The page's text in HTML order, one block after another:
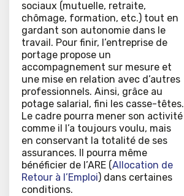
sociaux (mutuelle, retraite,
chômage, formation, etc.) tout en
gardant son autonomie dans le
travail. Pour finir, l’entreprise de
portage propose un
accompagnement sur mesure et
une mise en relation avec d’autres
professionnels. Ainsi, grâce au
potage salarial, fini les casse-têtes.
Le cadre pourra mener son activité
comme il l’a toujours voulu, mais
en conservant la totalité de ses
assurances. Il pourra même
bénéficier de l’ARE (Allocation de
Retour à l’Emploi) dans certaines
conditions.